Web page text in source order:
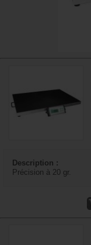
Description :
Précision à 20 gr.